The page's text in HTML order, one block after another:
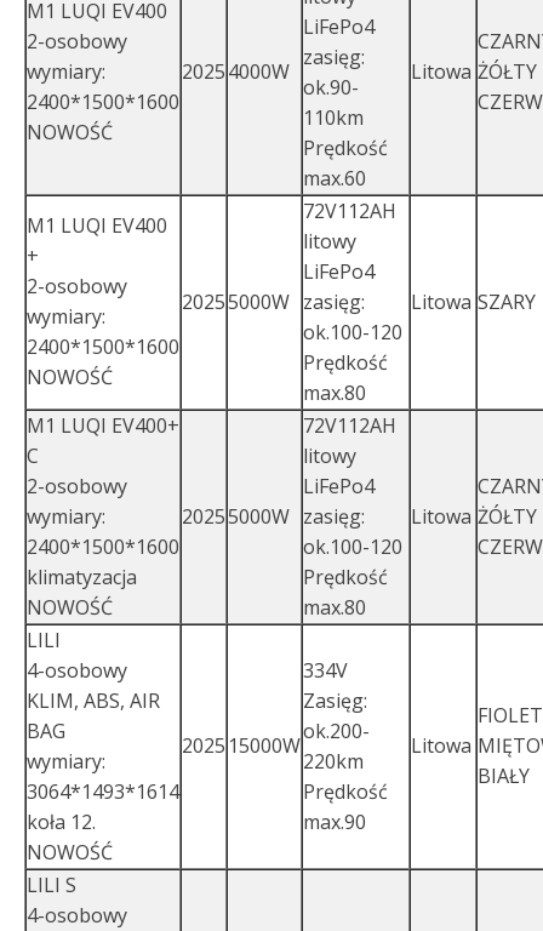
M1 LUQI EV400
2-osobowy
wymiary:
2400*1500*1600
NOWOŚĆ
20254000W
LiFePo4
zasięg:
ok.90-
110km
Prędkość
max.60
Litowa ŻÓŁTY
M1 LUQI EV400
+
2-osobowy
wymiary:
2400*1500*1600
NOWOŚĆ
20255000W
72V112AH
litowy
LiFePo4
zasięg:
ok.100-120
Prędkość
max.80
Litowa SZARY
M1 LUQI EV400+
C
2-osobowy
wymiary:
2400*1500*1600
klimatyzacja
NOWOŚĆ
20255000W
72V112AH
litowy
LiFePo4
zasięg:
ok.100-120
Prędkość
max.80
Litowa ŻÓŁTY
LILI
4-osobowy
KLIM, ABS, AIR
BAG
wymiary:
3064*1493*1614
koła 12.
NOWOŚĆ
2025 15000W
334V
Zasięg:
ok.200-
220km
Prędkość
max.90
Litowa
BIAŁY
LILI S
4-osobowy